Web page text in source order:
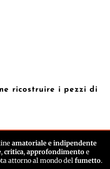
ricostruire i pezzi di
amatoriale e indipendente
, critica, approfondimento e
attorno al mondo del fumetto.